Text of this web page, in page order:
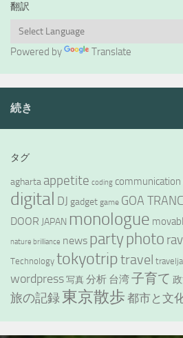
翻訳
Powered by Translate
続き
タグ
agharta appetite coding communication
digital DJ gadget game GOA
DOOR JAPAN monologue
nature brilliance news partyphoto
Technology tokyotriptravel
wordpress 写真 分析 台湾子育て
旅の記録東京散歩 都市と文